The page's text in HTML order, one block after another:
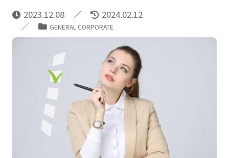
2023.12.08 2024.02.12
GENERAL CORPORATE